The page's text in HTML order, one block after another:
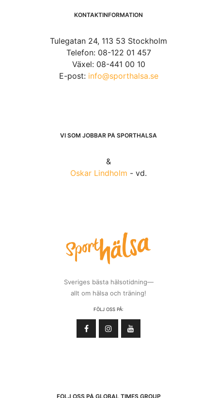
KONTAKTINFORMATION
Tulegatan 24, 113 53 Stockholm
Telefon: 08-122 01 457
Växel: 08-441 00 10
E-post: info@sporthalsa.se
VI SOM JOBBAR PÅ SPORTHÄLSA
&
Oskar Lindholm - vd.
Sveriges bästa hälsotidning—
allt om hälsa och träning!
FÖLJ OSS PÅ:
FÖLJ OSS PÅ GLOBAL TIMES GROUP